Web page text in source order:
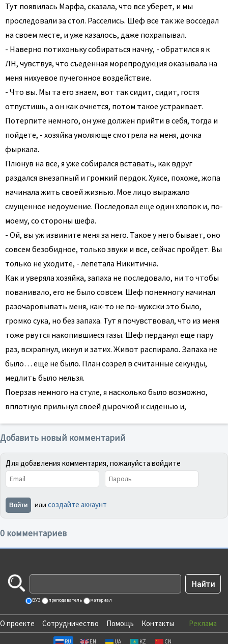
Тут появилась Марфа, сказала, что все уберет, и мы
проследовали за стол. Расселись. Шеф все так же восседал
на своем месте, и уже казалось, даже похрапывал.
- Наверно потихоньку собираться начну, - обратился я к
ЛН, чувствуя, что съеденная морепродукция оказывала на
меня нихуевое пучегонное воздействие.
- Что вы. Мы та его знаем, вот так сидит, сидит, гостя
отпустишь, а он как очнется, потом такое устраивает.
Потерпите немного, он уже должен прийти в себя, тогда и
пойдете, - хозяйка умоляюще смотрела на меня, дочка
фыркала.
Плюнув на все, я уже собирался вставать, как вдруг
раздался внезапный и громкий пердок. Хуясе, похоже, жопа
начинала жить своей жизнью. Мое лицо выражало
смущенное недоумение. Последовал еще один хлопок и, по-
моему, со стороны шефа.
- Ой, вы уж извините меня за него. Такое у него бывает, оно
совсем безобидное, только звуки и все, сейчас пройдет. Вы
только не уходите, - лепетала Никитична.
Как и уверяла хозяйка, запаха не последовало, ни то чтобы
пованивало, его не было совсем. Шеф понемногу начинал
разочаровывать меня, как-то не по-мужски это было,
громко сука, но без запаха. Тут я почувствовал, что из меня
тоже рвутся накопившиеся газы. Шеф перданул еще пару
раз, всхрапнул, икнул и затих. Живот распирало. Запаха не
было… еще не было. План созрел в считанные секунды,
медлить было нельзя.
Поерзав немного на стуле, я насколько было возможно,
вплотную прильнул своей дырочкой к сиденью и,
Добавить новый комментарий
Для добавления комментария, пожалуйста войдите
Войти или создайте аккаунт
0 комментариев
ВУЗ преподаватель материал
О проекте Сотрудничество Помощь Контакты Реклама
RU EN UA KZ CN